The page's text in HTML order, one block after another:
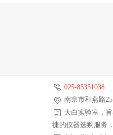
025-85351038
南京市和燕路
大白实验室，
捷的仪器选购服务